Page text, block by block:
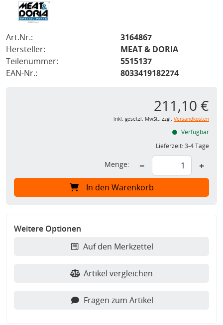
Art.Nr.:
3164867
Hersteller:
MEAT & DORIA
Teilenummer:
5515137
EAN-Nr.:
8033419182274
211,10 €
inkl. gesetzl. MwSt., zzgl. Versandkosten
Verfügbar
Lieferzeit:3-4 Tage
Menge: − +
In den Warenkorb
Weitere Optionen
Auf den Merkzettel
Artikel vergleichen
Fragen zum Artikel